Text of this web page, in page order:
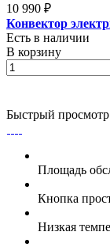
10 990 ₽
Конвектор
Есть в наличии
В корзину
Быстрый просмотр
Площадь
Кнопка
Низкая